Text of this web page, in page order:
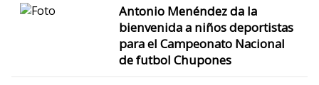
Antonio Menéndez da la
bienvenida a niños deportistas
para el Campeonato Nacional
de futbol Chupones